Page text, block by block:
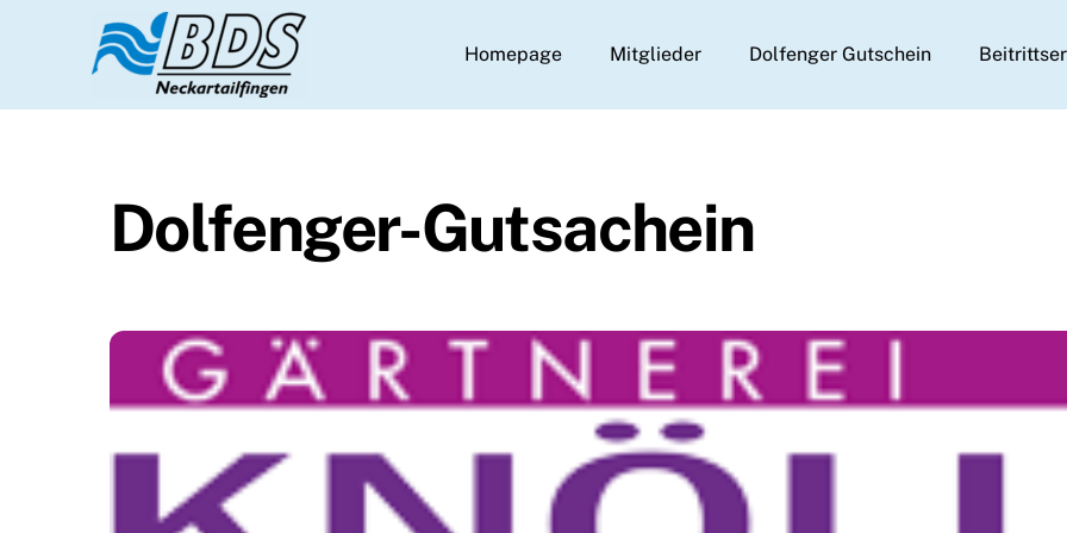
Homepage Mitglieder Dolfenger Gutschein
Dolfenger-Gutsachein